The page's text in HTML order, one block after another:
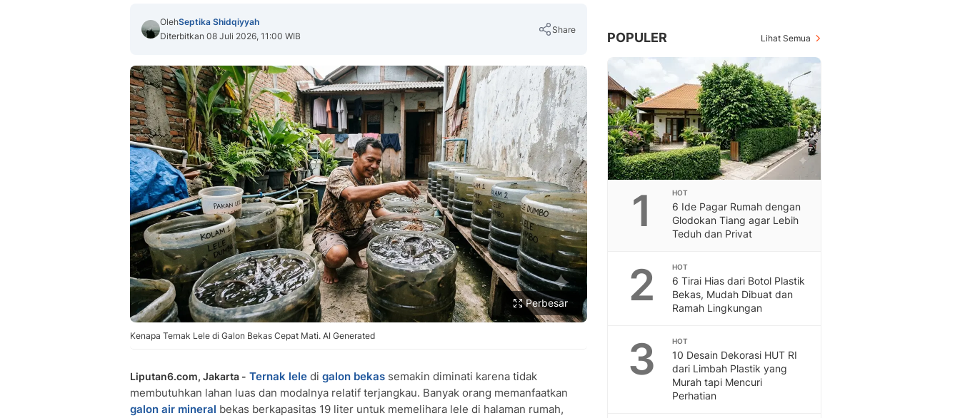
OlehSeptika Shidqiyyah
Diterbitkan 08 Juli 2026, 11:00 WIB
Share
Copy Link
Perbesar
Kenapa Ternak Lele di Galon Bekas Cepat Mati. AI Generated
Liputan6.com, Jakarta - Ternak lele di galon bekas semakin diminati karena tidak
membutuhkan lahan luas dan modalnya relatif terjangkau. Banyak orang memanfaatkan
galon air mineral bekas berkapasitas 19 liter untuk memelihara lele di halaman rumah,
POPULER Lihat Semua
1 HOT
6 Ide Pagar Rumah dengan
Glodokan Tiang agar Lebih
Teduh dan Privat
2 HOT
6 Tirai Hias dari Botol Plastik
Bekas, Mudah Dibuat dan
Ramah Lingkungan
3 HOT
10 Desain Dekorasi HUT RI
dari Limbah Plastik yang
Murah tapi Mencuri
Perhatian